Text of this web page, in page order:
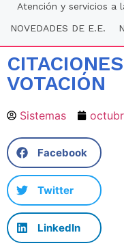
Atención y servicios a
NOVEDADES DE E.E.
VOTACIÓN
Sistemas
Facebook
Twitter
LinkedIn